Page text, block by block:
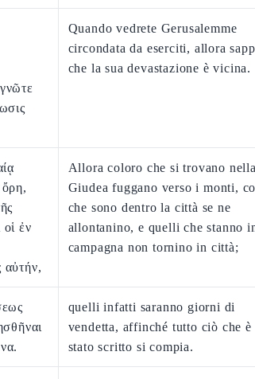
Quando vedrete Gerusalemme
circondata da eserciti, allora
che la sua devastazione è vicina.
ἐν
αὐτήν,
Allora coloro che si trovano nella
Giudea fuggano verso i monti,
che sono dentro la città se ne
allontanino, e quelli che stanno
campagna non tornino in città;
quelli infatti saranno giorni di
vendetta, affinché tutto ciò che è
stato scritto si compia.